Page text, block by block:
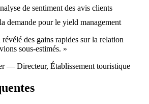
de sentiment des avis clients
demande pour le yield management
des gains rapides sur la relation
sous-estimés. »
— Directeur, Établissement touristique